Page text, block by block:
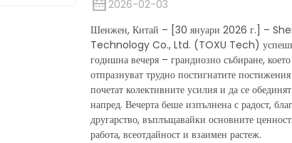
2026-02-03
Шенжен, Китай – [30 януари 2026 г.] –
Technology Co., Ltd. (TOXU Tech) успешно
годишна вечеря – грандиозно събиране,
отпразнуват трудно постигнатите
почетат колективните усилия и да се
напред. Вечерта беше изпълнена с радост,
другарство, въплъщавайки основните
работа, всеотдайност и взаимен растеж.